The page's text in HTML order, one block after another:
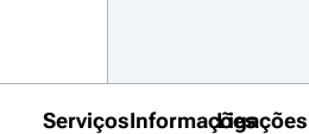
ServiçosInformaçõesLigações